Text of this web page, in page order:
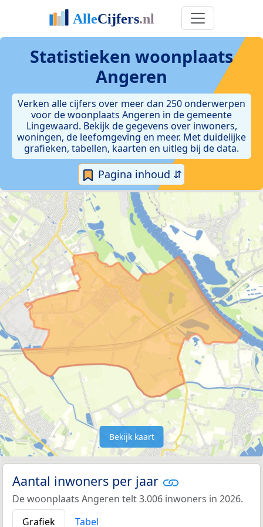
Statistieken woonplaats
Angeren
Verken alle cijfers over meer dan 250 onderwerpen
voor de woonplaats Angeren in de gemeente
Lingewaard. Bekijk de gegevens over inwoners,
woningen, de leefomgeving en meer. Met duidelijke
grafieken, tabellen, kaarten en uitleg bij de data.
Pagina inhoud ⇵
Bekijk kaart
Aantal inwoners per jaar
De woonplaats Angeren telt 3.006 inwoners in 2026.
Grafiek
Tabel